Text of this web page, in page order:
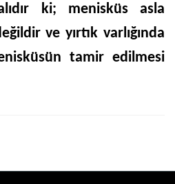
ki; menisküs asla
ve yırtık varlığında
tamir edilmesi